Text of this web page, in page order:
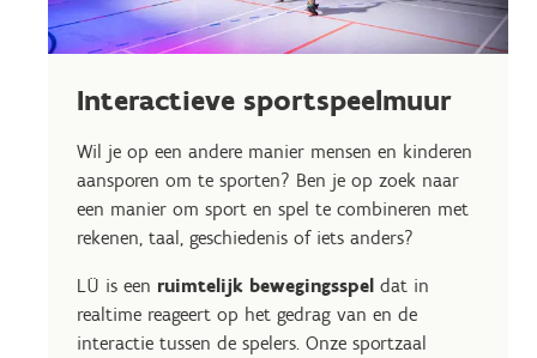
Interactieve sportspeelmuur
Wil je op een andere manier mensen en kinderen
aansporen om te sporten? Ben je op zoek naar
een manier om sport en spel te combineren met
rekenen, taal, geschiedenis of iets anders?
LÜ is een ruimtelijk bewegingsspel dat in
realtime reageert op het gedrag van en de
interactie tussen de spelers. Onze sportzaal